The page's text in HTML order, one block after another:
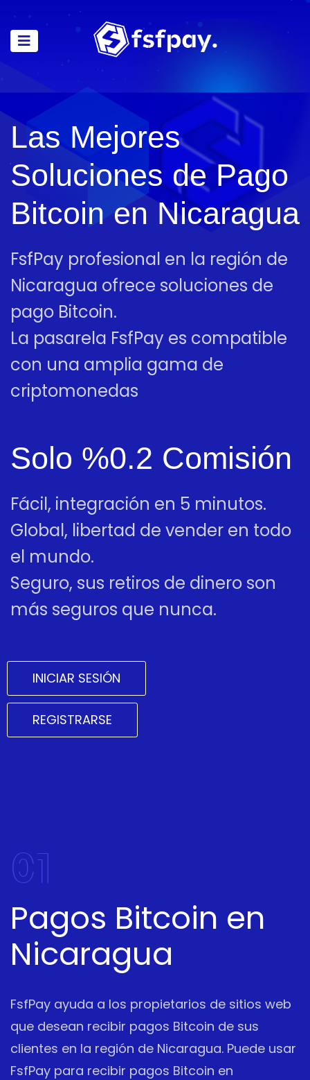
Las Mejores
Soluciones de Pago
Bitcoin en Nicaragua
FsfPay profesional en la región de
Nicaragua ofrece soluciones de
pago Bitcoin.
La pasarela FsfPay es compatible
con una amplia gama de
criptomonedas
Solo %0.2 Comisión
Fácil, integración en 5 minutos.
Global, libertad de vender en todo
el mundo.
Seguro, sus retiros de dinero son
más seguros que nunca.
INICIAR SESIÓN
REGISTRARSE
01
Pagos Bitcoin en
Nicaragua
FsfPay ayuda a los propietarios de sitios web
que desean recibir pagos Bitcoin de sus
clientes en la región de Nicaragua. Puede usar
FsfPay para recibir pagos Bitcoin en